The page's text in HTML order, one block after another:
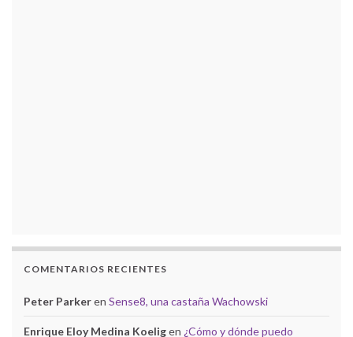
COMENTARIOS RECIENTES
Peter Parkeren Sense8, una castaña Wachowski
Enrique Eloy Medina Koeligen ¿Cómo y dónde puedo